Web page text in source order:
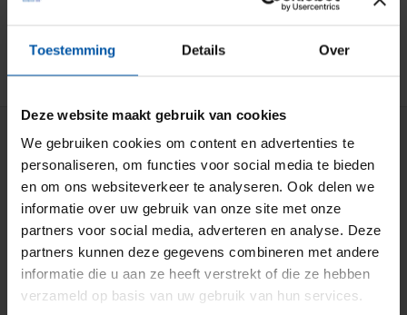
Toestemming Details Over
Deze website maakt gebruik van cookies
We gebruiken cookies om content en advertenties te
personaliseren, om functies voor social media te bieden
en om ons websiteverkeer te analyseren. Ook delen we
informatie over uw gebruik van onze site met onze
partners voor social media, adverteren en analyse. Deze
partners kunnen deze gegevens combineren met andere
informatie die u aan ze heeft verstrekt of die ze hebben
verzameld op basis van uw gebruik van hun services.
Particuliere verzekeringen
Aansprakelijkheid
Auto
Bromfiets
Caravan